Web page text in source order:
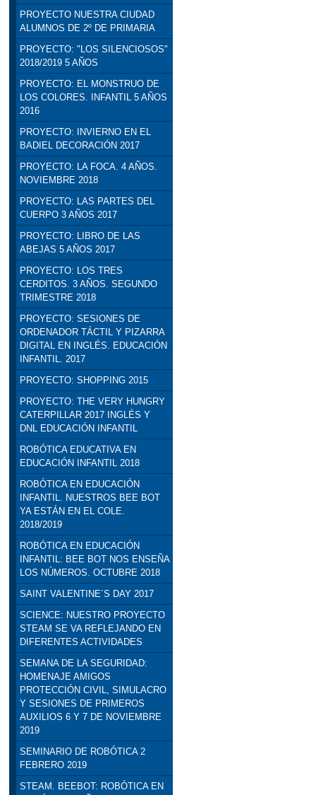
PROYECTO NUESTRA CIUDAD
ALUMNOS DE 2º DE PRIMARIA
PROYECTO: "LOS SILENCIOSOS"
2018/2019 5 AÑOS
PROYECTO: EL MONSTRUO DE
LOS COLORES. INFANTIL 5 AÑOS
2016
PROYECTO: INVIERNO EN EL
BADIEL DECORACIÓN 2017
PROYECTO: LA FOCA. 4 AÑOS.
NOVIEMBRE 2018
PROYECTO: LAS PARTES DEL
CUERPO 3 AÑOS 2017
PROYECTO: LIBRO DE LAS
ABEJAS 5 AÑOS 2017
PROYECTO: LOS TRES
CERDITOS. 3 AÑOS. SEGUNDO
TRIMESTRE 2018
PROYECTO: SESIONES DE
ORDENADOR TÁCTIL Y PIZARRA
DIGITAL EN INGLÉS. EDUCACIÓN
INFANTIL. 2017
PROYECTO: SHOPPING 2015
PROYECTO: THE VERY HUNGRY
CATERPILLAR 2017 INGLÉS Y
DNL EDUCACIÓN INFANTIL
ROBÓTICA EDUCATIVA EN
EDUCACIÓN INFANTIL 2018
ROBÓTICA EN EDUCACIÓN
INFANTIL. NUESTROS BEE BOT
YA ESTÁN EN EL COLE.
2018/2019
ROBÓTICA EN EDUCACIÓN
INFANTIL: BEE BOT NOS ENSEÑA
LOS NÚMEROS. OCTUBRE 2018
SAINT VALENTINE´S DAY 2017
SCIENCE: NUESTRO PROYECTO
STEAM SE VA REFLEJANDO EN
DIFERENTES ACTIVIDADES
SEMANA DE LA SEGURIDAD:
HOMENAJE AMIGOS
PROTECCIÓN CIVIL, SIMULACRO
Y SESIONES DE PRIMEROS
AUXILIOS 6 Y 7 DE NOVIEMBRE
2019
SEMINARIO DE ROBÓTICA 2
FEBRERO 2019
STEAM. BEEBOT: ROBÓTICA EN